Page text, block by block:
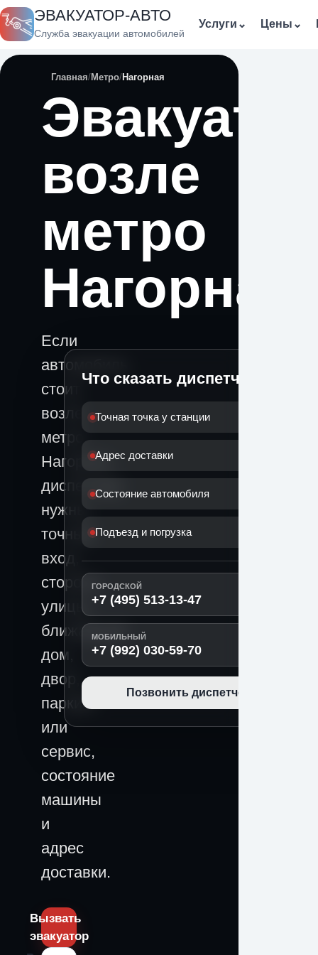
ЭВАКУАТОР-АВТО
Служба эвакуации автомобилей
Услуги ⌄ Цены ⌄
Главная Метро Нагорная
возле
метро
Нагорная
Если
автомобиль
стоит
возле
метро
Нагорная,
диспетчеру
нужны
точный
вход,
сторона
улицы,
ближайший
дом,
двор,
паркинг
или
сервис,
состояние
машины
и
адрес
доставки.
Вызвать
эвакуатор
Что сказать диспетчеру
Точная точка у станции
Адрес доставки
Состояние автомобиля
Подъезд и погрузка
ГОРОДСКОЙ
+7 (495) 513-13-47
МОБИЛЬНЫЙ
+7 (992) 030-59-70
Позвонить диспетчеру